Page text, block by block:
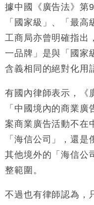
據中國《廣告法》第
「國家級」、「最
工商局亦曾明確指出
一品牌」是與「國家
含義相同的絕對化用
有國內律師表示，《
「中國境內的商業
案商業廣告活動不在
「海信公司」，還
其他境外的「海信公
整範圍。
不過也有律師認為，